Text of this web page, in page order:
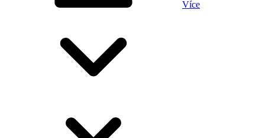
Více